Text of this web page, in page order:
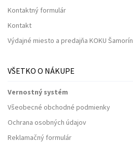
Kontaktný formulár
Kontakt
Výdajné miesto a predajňa KOKU Šamorín
VŠETKO O NÁKUPE
Vernostný systém
Všeobecné obchodné podmienky
Ochrana osobných údajov
Reklamačný formulár